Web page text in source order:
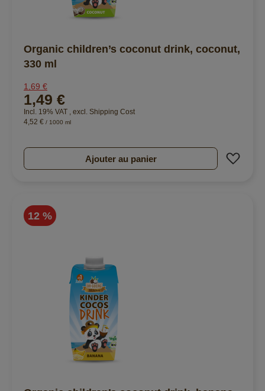
Organic children’s coconut drink, coconut,
330 ml
1,69 €
1,49 €
Incl. 19% VAT , excl. Shipping Cost
4,52 € / 1000 ml
Ajouter au panier
12 %